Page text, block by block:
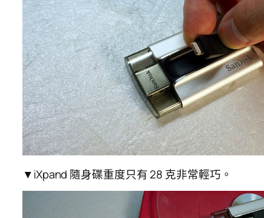
▼iXpand 隨身碟重度只有 28 克非常輕巧。